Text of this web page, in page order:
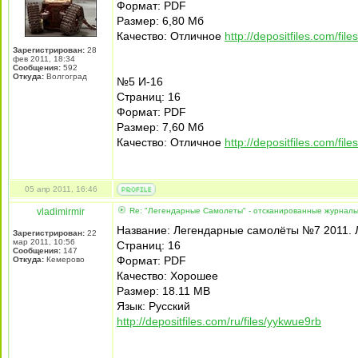
Зарегистрирован: 28
фев 2011, 18:34
Сообщения: 592
Откуда: Волгоград
Формат: PDF
Размер: 6,80 Мб
Качество: Отличное http://depositfiles.com/
№5 И-16
Страниц: 16
Формат: PDF
Размер: 7,60 Мб
Качество: Отличное http://depositfiles.com/
05 апр 2011, 16:46
vladimirmir
Зарегистрирован: 22
мар 2011, 10:56
Сообщения: 147
Откуда: Кемерово
Re: "Легендарные Самолеты" - отсканированные журналы
Название: Легендарные самолёты №7 2011.
Страниц: 16
Формат: PDF
Качество: Хорошее
Размер: 18.11 MB
Язык: Русский
http://depositfiles.com/ru/files/yykwue9rb